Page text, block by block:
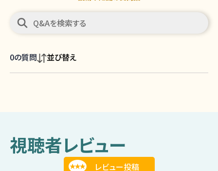
0の質問 並び替え
視聴者レビュー